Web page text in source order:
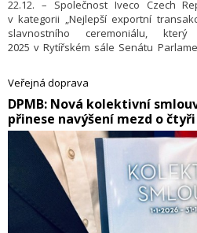
22.12. – Společnost Iveco Czech
v kategorii „Nejlepší exportní
slavnostního ceremoniálu,
2025 v Rytířském sále Senátu
podnikatelským stavem, která oceňuje
soutěže je vyzdvihnout a
úspěchů v oblasti exportu.
Veřejná doprava
DPMB: ​Nová kolektivní
přinese navýšení mezd o